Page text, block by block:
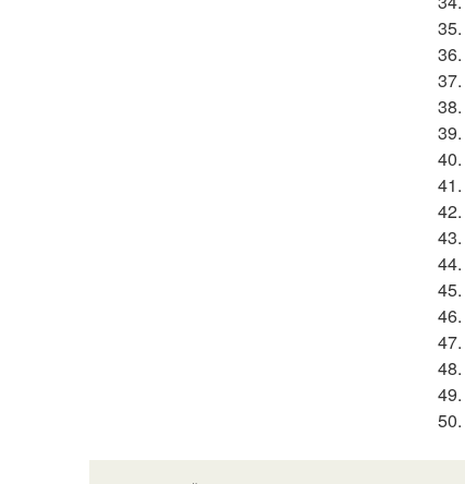
35.
36.
37.
38.
39.
40.
41.
42.
43.
44.
45.
46.
47.
48.
49.
50.